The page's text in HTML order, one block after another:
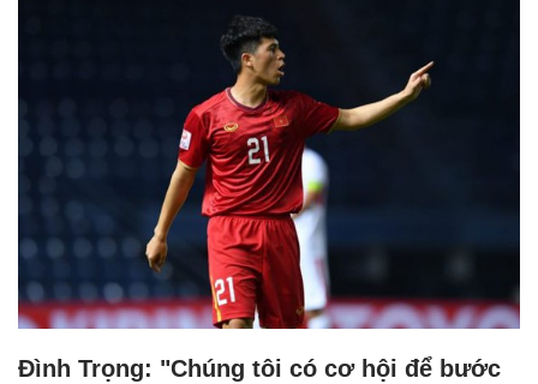
Đình Trọng: "Chúng tôi có cơ hội để bước